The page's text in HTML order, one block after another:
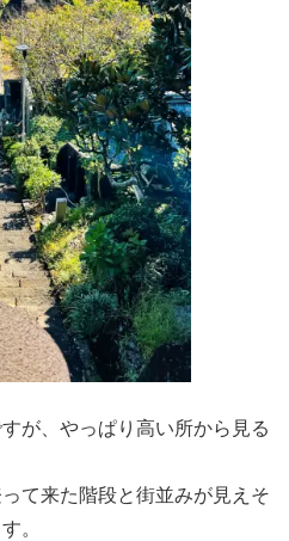
が、やっぱり高い所から見る
て来た階段と街並みが見えそ
。